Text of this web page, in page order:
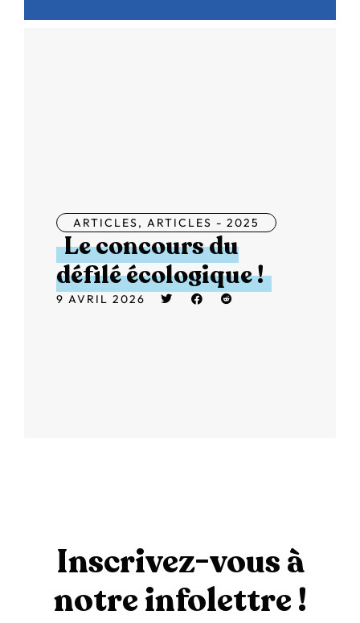
ARTICLES, ARTICLES - 2025
Le concours du
défilé écologique !
9 AVRIL 2026
Inscrivez-vous à
notre infolettre !